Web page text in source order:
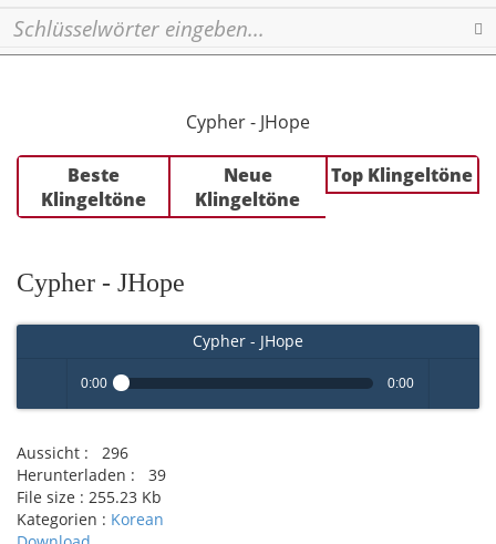
Cypher - JHope
Beste
Klingeltöne
Neue
Klingeltöne
Top Klingeltöne
Cypher - JHope
Cypher - JHope
Play /
0:00 0:00
Aussicht :
296
Herunterladen :
39
File size : 255.23 Kb
Kategorien : Korean